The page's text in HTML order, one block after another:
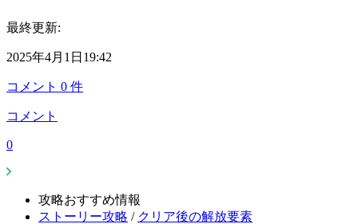
最終更新:
2025年4月1日19:42
コメント 0 件
コメント
0
攻略おすすめ情報
ストーリー攻略 / クリア後の解放要素